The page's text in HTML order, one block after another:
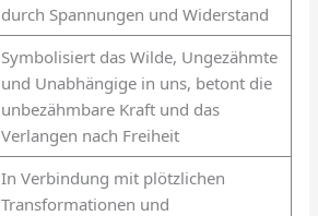
durch Spannungen und Widerstand
Symbolisiert das Wilde, Ungezähmte
und Unabhängige in uns, betont die
unbezähmbare Kraft und das
Verlangen nach Freiheit
In Verbindung mit plötzlichen
Transformationen und